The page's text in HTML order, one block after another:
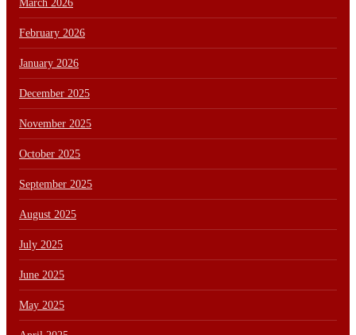
March 2026
February 2026
January 2026
December 2025
November 2025
October 2025
September 2025
August 2025
July 2025
June 2025
May 2025